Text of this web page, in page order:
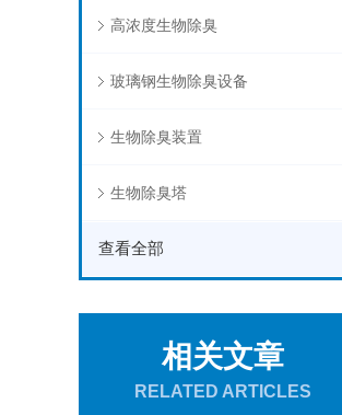
高浓度生物除臭
玻璃钢生物除臭设备
生物除臭装置
生物除臭塔
查看全部
相关文章
RELATED ARTICLES